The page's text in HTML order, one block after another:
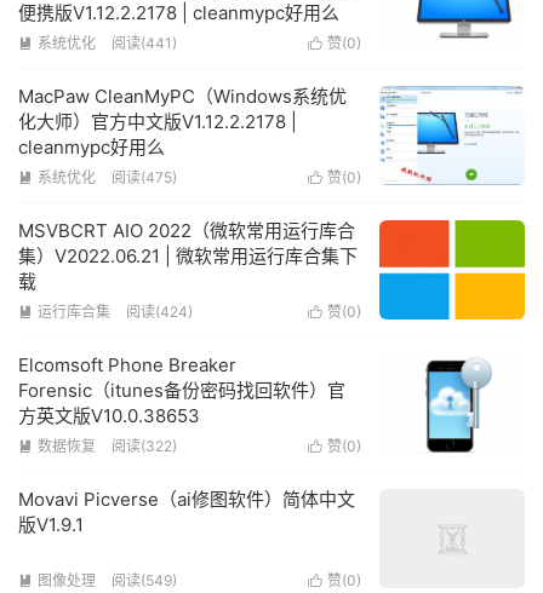
便携版V1.12.2.2178 | cleanmypc好用么
 赞(0)
 系统优化 阅读(441)
MacPaw CleanMyPC（Windows系统优
化大师）官方中文版V1.12.2.2178 |
cleanmypc好用么
 赞(0)
 系统优化 阅读(475)
MSVBCRT AIO 2022（微软常用运行库合
集）V2022.06.21 | 微软常用运行库合集下
载
 赞(0)
 运行库合集 阅读(424)
Elcomsoft Phone Breaker
Forensic（itunes备份密码找回软件）官
方英文版V10.0.38653
 赞(0)
 数据恢复 阅读(322)
Movavi Picverse（ai修图软件）简体中文
版V1.9.1
 赞(0)
 图像处理 阅读(549)